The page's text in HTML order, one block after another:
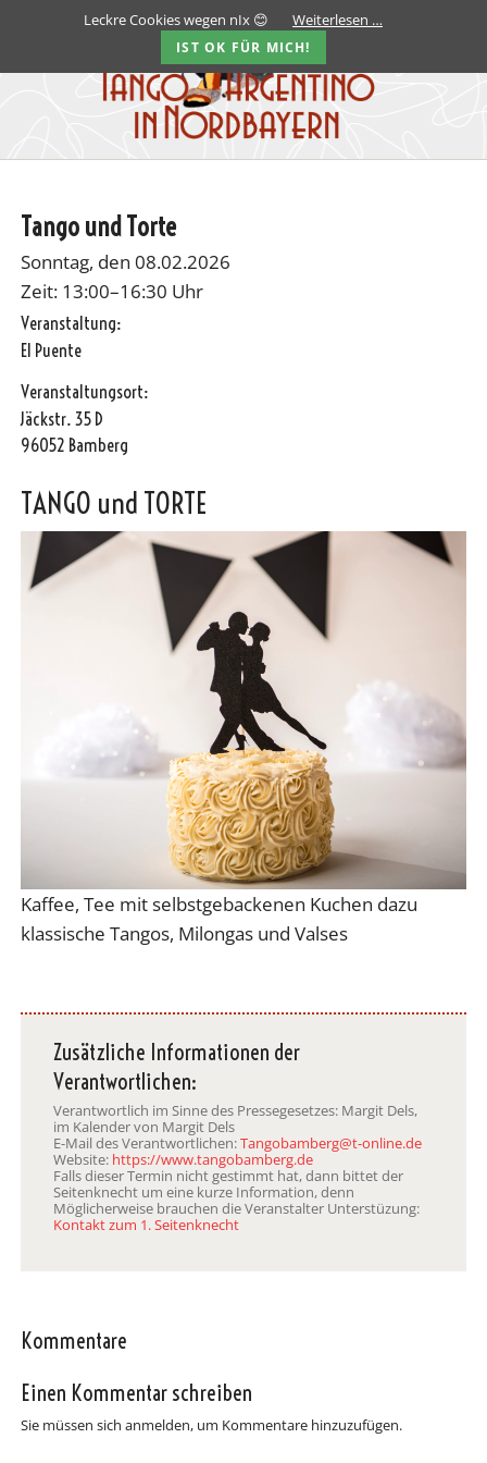
Tango und Torte
Sonntag, den 08.02.2026
Zeit: 13:00–16:30 Uhr
Veranstaltung:
El Puente
Veranstaltungsort:
Jäckstr. 35 D
96052 Bamberg
TANGO und TORTE
Kaffee, Tee mit selbstgebackenen Kuchen dazu
klassische Tangos, Milongas und Valses
Zusätzliche Informationen der
Verantwortlichen:
Verantwortlich im Sinne des Pressegesetzes: Margit Dels,
im Kalender von Margit Dels
E-Mail des Verantwortlichen:Tangobamberg@t-online.de
Website: https://www.tangobamberg.de
Falls dieser Termin nicht gestimmt hat, dann bittet der
Seitenknecht um eine kurze Information, denn
Möglicherweise brauchen die Veranstalter Unterstüzung:
Kontakt zum 1. Seitenknecht
Kommentare
Einen Kommentar schreiben
Sie müssen sich anmelden, um Kommentare hinzuzufügen.
Leckre Cookies wegen nIx 😊 Weiterlesen …
IST OK FÜR MICH!